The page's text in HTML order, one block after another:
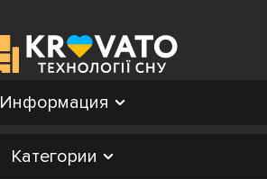
Информация
Категории